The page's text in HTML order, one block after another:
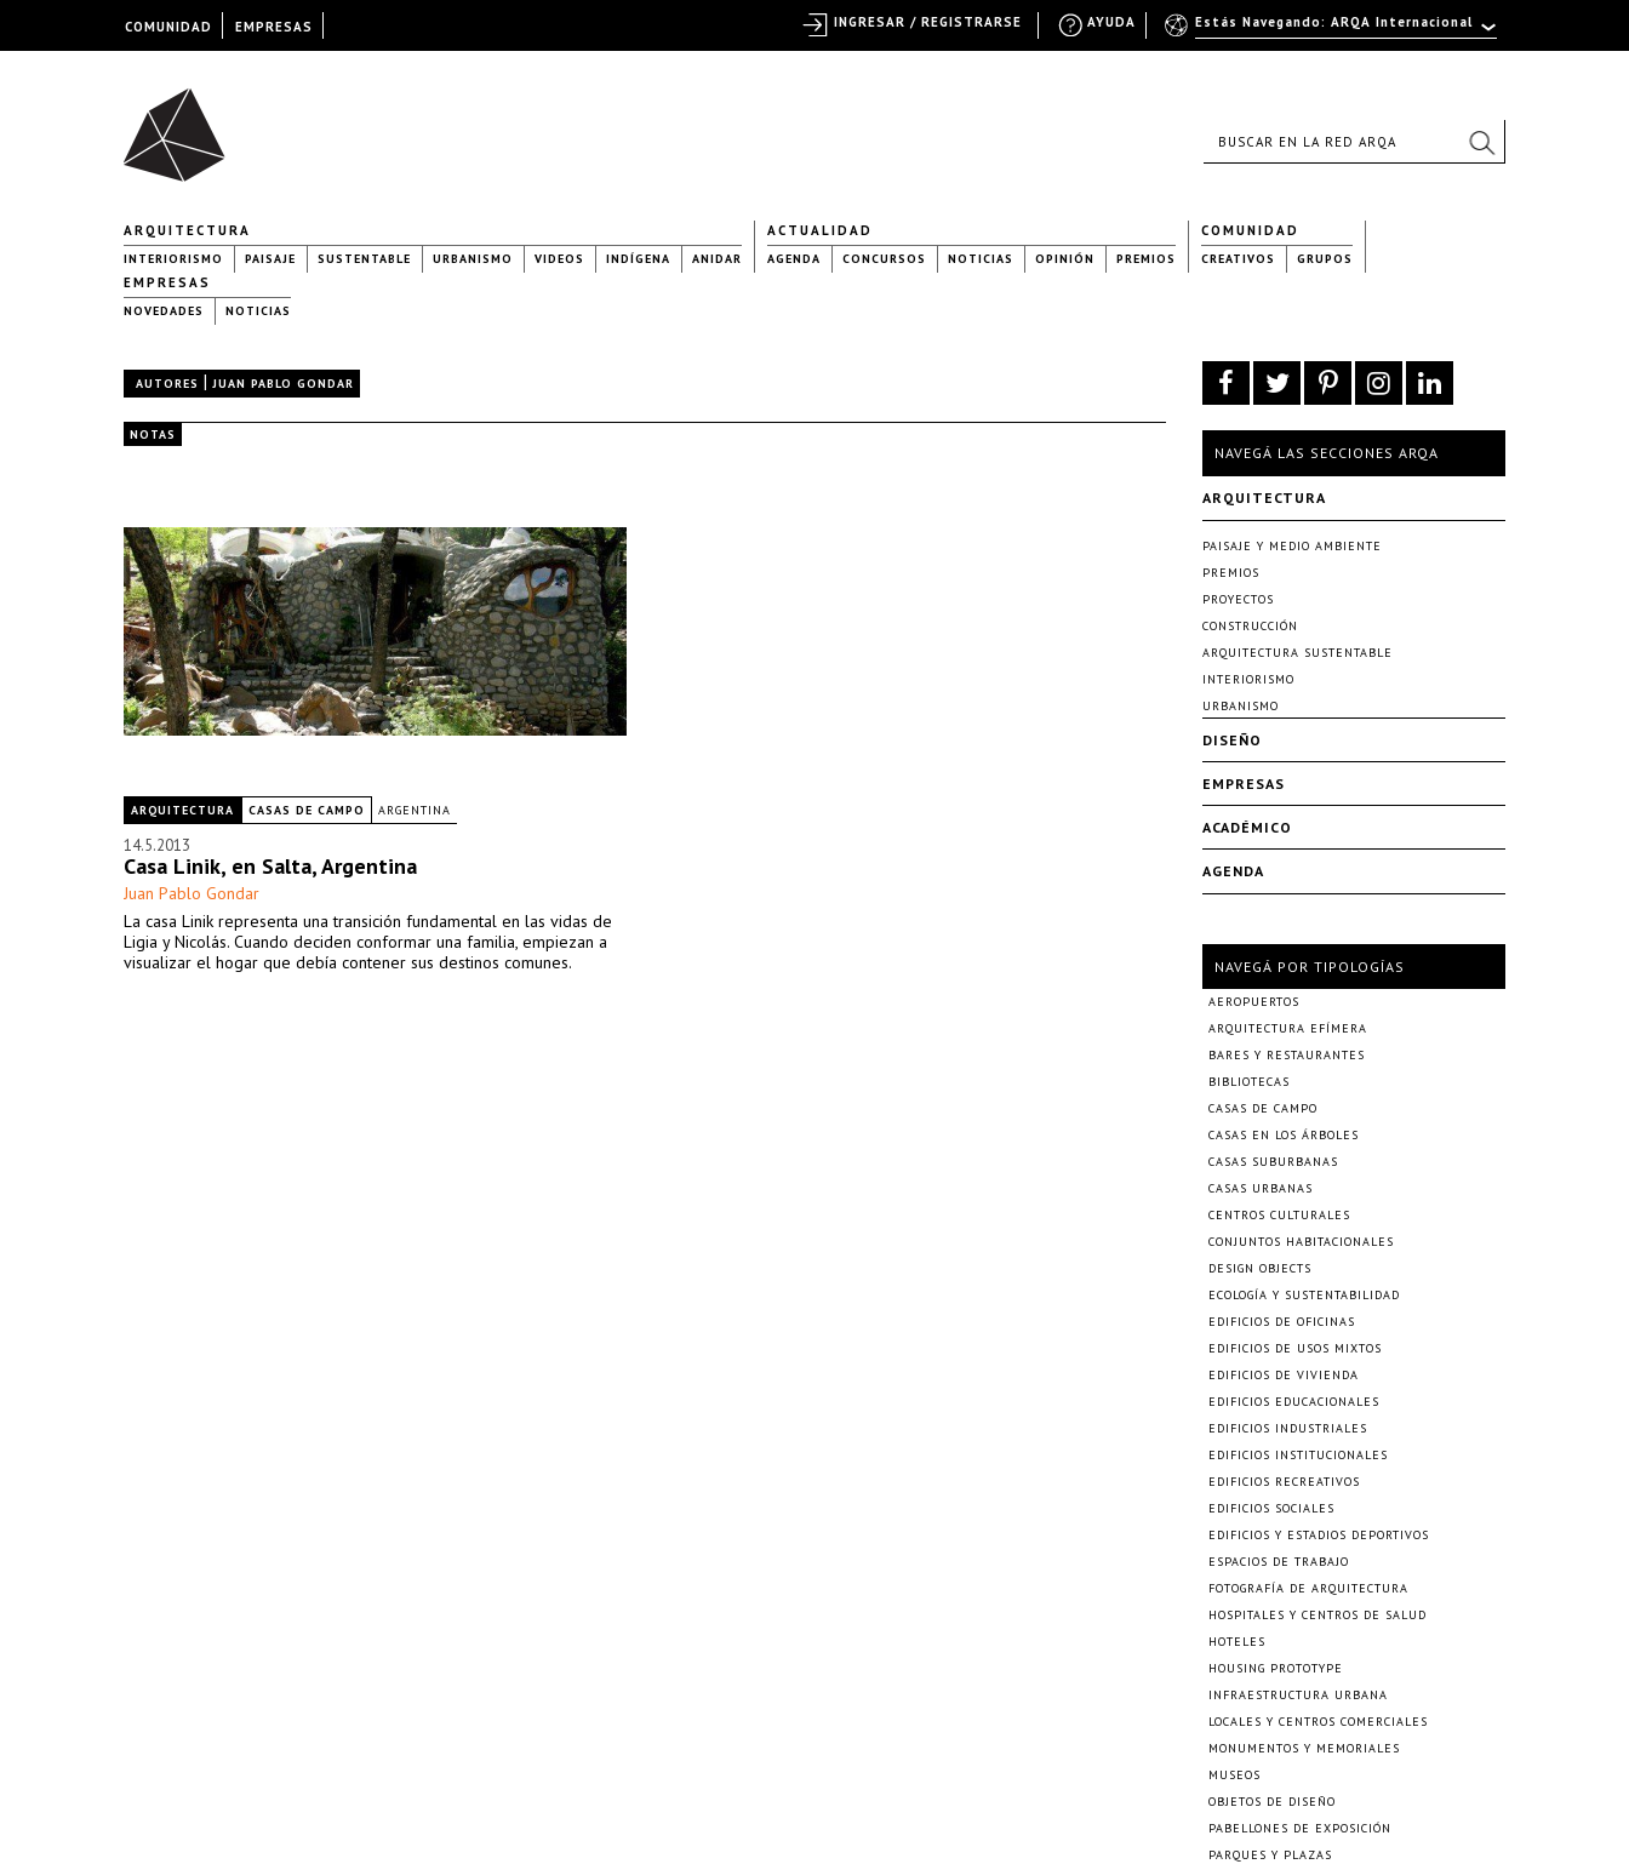
ARQUITECTURA
INTERIORISMO PAISAJE SUSTENTABLE URBANISMO VIDEOS INDÍGENA ANIDAR
ACTUALIDAD
AGENDA CONCURSOS NOTICIAS OPINIÓN PREMIOS
COMUNIDAD
CREATIVOS GRUPOS
EMPRESAS
NOVEDADES NOTICIAS
AUTORES | JUAN PABLO GONDAR
NOTAS
ARQUITECTURA CASAS DE CAMPO ARGENTINA
14.5.2013
Casa Linik, en Salta, Argentina
Juan Pablo Gondar
La casa Linik representa una transición fundamental en las vidas de
Ligia y Nicolás. Cuando deciden conformar una familia, empiezan a
visualizar el hogar que debía contener sus destinos comunes.
NAVEGÁ LAS SECCIONES ARQA
ARQUITECTURA
PAISAJE Y MEDIO AMBIENTE
PREMIOS
PROYECTOS
CONSTRUCCIÓN
ARQUITECTURA SUSTENTABLE
INTERIORISMO
URBANISMO
DISEÑO
EMPRESAS
ACADÉMICO
AGENDA
NAVEGÁ POR TIPOLOGÍAS
AEROPUERTOS
ARQUITECTURA EFÍMERA
BARES Y RESTAURANTES
BIBLIOTECAS
CASAS DE CAMPO
CASAS EN LOS ÁRBOLES
CASAS SUBURBANAS
CASAS URBANAS
CENTROS CULTURALES
CONJUNTOS HABITACIONALES
DESIGN OBJECTS
ECOLOGÍA Y SUSTENTABILIDAD
EDIFICIOS DE OFICINAS
EDIFICIOS DE USOS MIXTOS
EDIFICIOS DE VIVIENDA
EDIFICIOS EDUCACIONALES
EDIFICIOS INDUSTRIALES
EDIFICIOS INSTITUCIONALES
EDIFICIOS RECREATIVOS
EDIFICIOS SOCIALES
EDIFICIOS Y ESTADIOS DEPORTIVOS
ESPACIOS DE TRABAJO
FOTOGRAFÍA DE ARQUITECTURA
HOSPITALES Y CENTROS DE SALUD
HOTELES
HOUSING PROTOTYPE
INFRAESTRUCTURA URBANA
LOCALES Y CENTROS COMERCIALES
MONUMENTOS Y MEMORIALES
MUSEOS
OBJETOS DE DISEÑO
PABELLONES DE EXPOSICIÓN
PARQUES Y PLAZAS
COMUNIDAD EMPRESAS Estás Navegando: ARQA Internacional
AYUDA
INGRESAR / REGISTRARSE